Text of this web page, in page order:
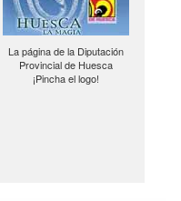
La página de la Diputación
Provincial de Huesca
¡Pincha el logo!